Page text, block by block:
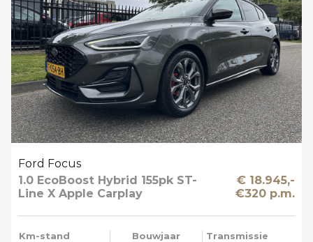
Ford Focus
1.0 EcoBoost Hybrid 155pk ST-
Line X Apple Carplay
€ 18.945,-
€320 p.m.
Km-stand
Bouwjaar
Transmissie